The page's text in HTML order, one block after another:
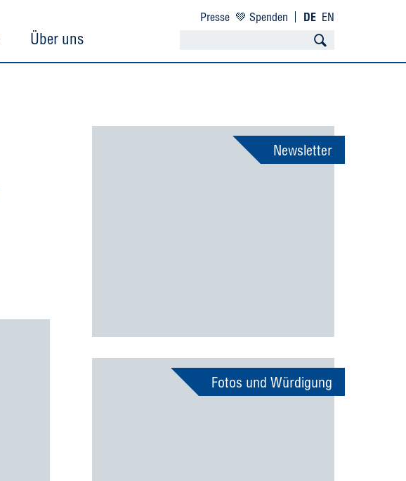
Über uns
Presse 💚 Spenden DE EN
Newsletter
Fotos und Würdigung